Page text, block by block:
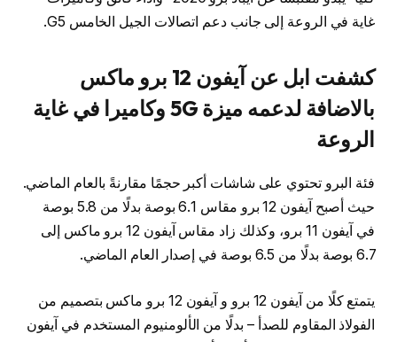
غاية في الروعة إلى جانب دعم اتصالات الجيل الخامس G5.
كشفت ابل عن آيفون 12 برو ماكس
بالاضافة لدعمه ميزة 5G وكاميرا في غاية
الروعة
فئة البرو تحتوي على شاشات أكبر حجمًا مقارنةً بالعام الماضي.
حيث أصبح آيفون 12 برو مقاس 6.1 بوصة بدلًا من 5.8 بوصة
في آيفون 11 برو، وكذلك زاد مقاس آيفون 12 برو ماكس إلى
6.7 بوصة بدلًا من 6.5 بوصة في إصدار العام الماضي.
يتمتع كلًا من آيفون 12 برو و آيفون 12 برو ماكس بتصميم من
الفولاذ المقاوم للصدأ – بدلًا من الألومنيوم المستخدم في آيفون